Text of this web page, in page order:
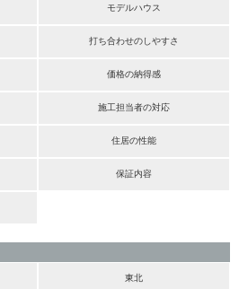
モデルハウス
打ち合わせのしやすさ
価格の納得感
施工担当者の対応
住居の性能
保証内容
東北